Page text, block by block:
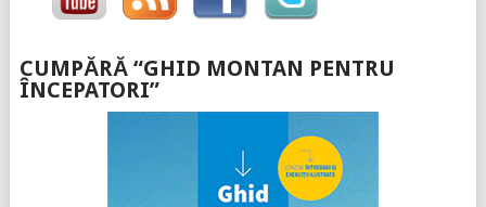
CUMPĂRĂ “GHID MONTAN PENTRU
ÎNCEPATORI”